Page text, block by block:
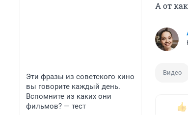
Эти фразы из советского кино
вы говорите каждый день.
Вспомните из каких они
фильмов? — тест
А от
Видео